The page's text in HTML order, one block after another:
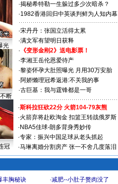
光
断
·揭秘希特勒一生躲过多少次暗杀？
·1982香港回归中英谈判鲜为人知内幕
·宋丹丹：张国立活得太累
·满文军有望明日获释
· 《变形金刚2》送电影票！
·李湘王岳伦恩爱待产
·黎姿怀孕大肚照曝光 月用30万安胎
·阿娇懒理冠希返港:不关我的事
·古巨基：我与霆锋都是一哥
冠
·斯科拉狂砍22分 火箭104-79灰熊
·火箭弃将赴欧淘金 扣篮王转战俄罗斯
· NBA5佳球-朗多背身秀妙传
·专家：振兴中国足球从老头抓起
·马琳离婚分割房产 张一不舍几度落泪
丰胸秘诀 ·减肥--小肚子赘肉没了